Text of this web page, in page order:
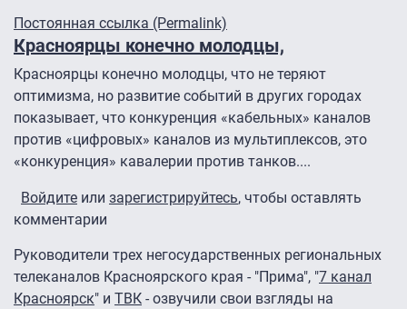
Постоянная ссылка (Permalink)
Красноярцы конечно молодцы,
Красноярцы конечно молодцы, что не теряют
оптимизма, но развитие событий в других городах
показывает, что конкуренция «кабельных» каналов
против «цифровых» каналов из мультиплексов, это
«конкуренция» кавалерии против танков....
Войдите или зарегистрируйтесь, чтобы оставлять
комментарии
Руководители трех негосударственных региональных
телеканалов Красноярского края - "Прима", "7 канал
Красноярск" и ТВК - озвучили свои взгляды на